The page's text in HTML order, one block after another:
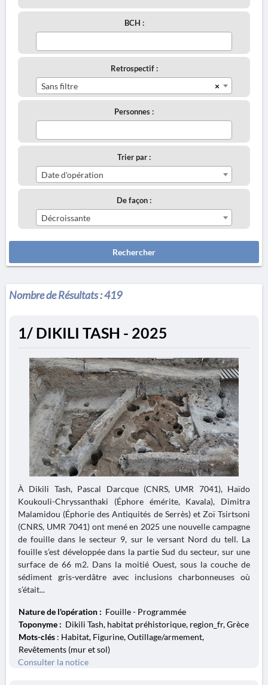
BCH :
Retrospectif :
×
Sans filtre
Personnes :
Trier par :
Date d'opération
De façon :
Décroissante
Rechercher
Nombre de Résultats :419
1/ DIKILI TASH - 2025
À Dikili Tash, Pascal Darcque (CNRS, UMR 7041), Haïdo
Koukouli-Chryssanthaki (Éphore émérite, Kavala), Dimitra
Malamidou (Éphorie des Antiquités de Serrès) et Zoï Tsirtsoni
(CNRS, UMR 7041) ont mené en 2025 une nouvelle campagne
de fouille dans le secteur 9, sur le versant Nord du tell. La
fouille s’est développée dans la partie Sud du secteur, sur une
surface de 66 m2. Dans la moitié Ouest, sous la couche de
sédiment gris-verdâtre avec inclusions charbonneuses où
s’était...
Nature de l'opération : Fouille - Programmée
Toponyme : Dikili Tash, habitat préhistorique, region_fr, Grèce
Mots-clés : Habitat, Figurine, Outillage/armement,
Revêtements (mur et sol)
Consulter la notice